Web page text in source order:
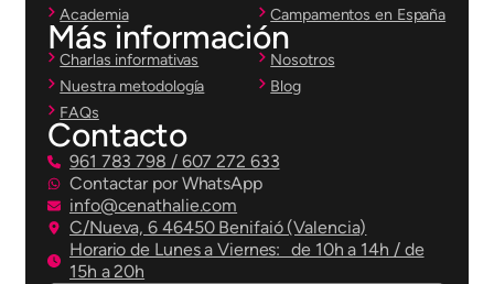
Academia Campamentos en España
Más información
Charlas informativas
Nosotros
Nuestra metodología
Blog
FAQs
Contacto
961 783 798 / 607 272 633
Contactar por WhatsApp
info@cenathalie.com
C/Nueva, 6 46450 Benifaió (Valencia)
Horario de Lunes a Viernes: de 10h a 14h / de
15h a 20h